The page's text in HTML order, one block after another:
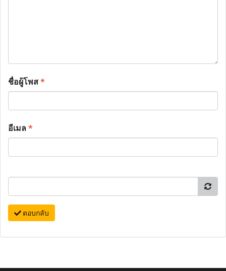
ชื่อผู้โพส*
อีเมล*
ตอบกลับ